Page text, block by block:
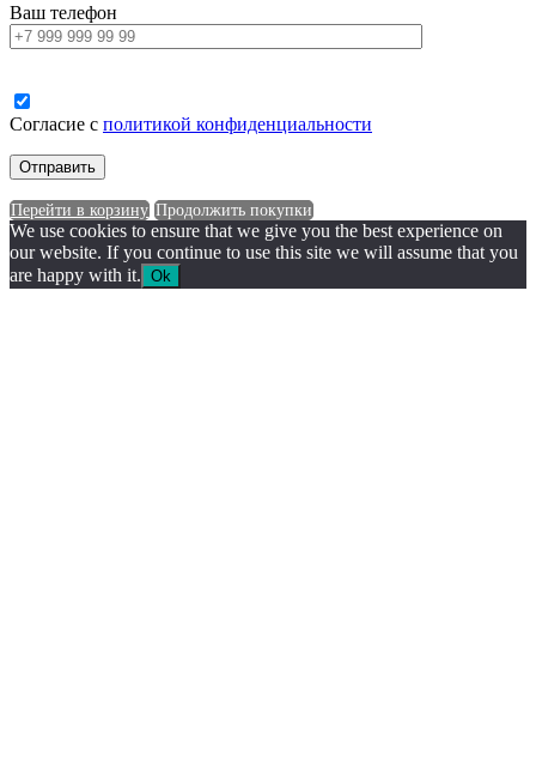
Ваш телефон
Согласие с политикой конфиденциальности
Перейти в корзину Продолжить покупки
We use cookies to ensure that we give you the best experience on
our website. If you continue to use this site we will assume that you
are happy with it. Ok